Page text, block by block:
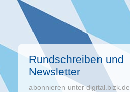
Rundschreiben und
Newsletter
abonnieren unter digital.blzk.de